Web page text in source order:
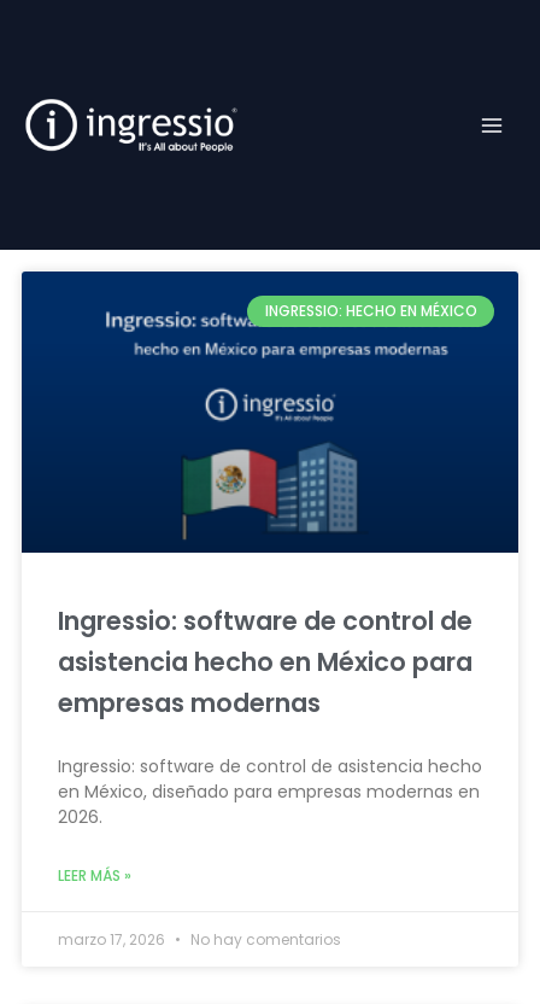
INGRESSIO: HECHO EN MÉXICO
Ingressio: software de control de
asistencia hecho en México para
empresas modernas
Ingressio: software de control de asistencia hecho
en México, diseñado para empresas modernas en
2026.
LEER MÁS »
marzo 17, 2026 No hay comentarios